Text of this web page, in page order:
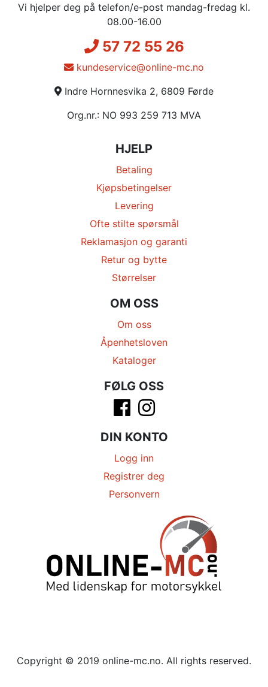
Vi hjelper deg på telefon/e-post mandag-fredag kl.
08.00-16.00
57 72 55 26
kundeservice@online-mc.no
Indre Hornnesvika 2, 6809 Førde
Org.nr.: NO 993 259 713 MVA
HJELP
Betaling
Kjøpsbetingelser
Levering
Ofte stilte spørsmål
Reklamasjon og garanti
Retur og bytte
Størrelser
OM OSS
Om oss
Åpenhetsloven
Kataloger
FØLG OSS
DIN KONTO
Logg inn
Registrer deg
Personvern
Copyright © 2019 online-mc.no. All rights reserved.